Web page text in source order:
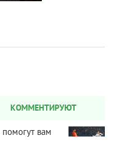
КОММЕНТИРУЮТ
помогут вам